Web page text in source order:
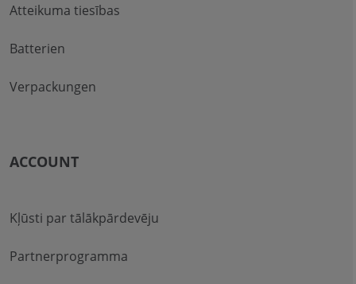
Atteikuma tiesības
Batterien
Verpackungen
ACCOUNT
Kļūsti par tālākpārdevēju
Partnerprogramma